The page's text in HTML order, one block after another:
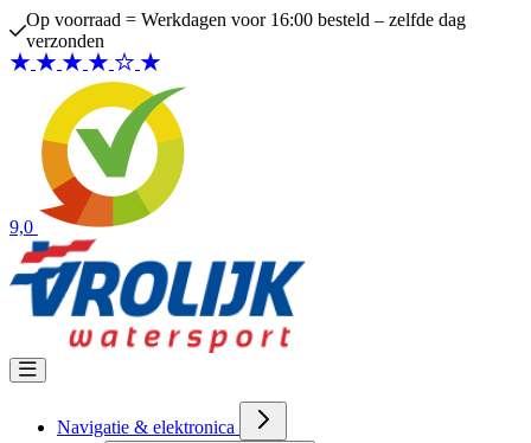
Ga naar de inhoud
Op voorraad = Werkdagen voor 16:00 besteld – zelfde dag
verzonden
9,0
Navigatie & elektronica